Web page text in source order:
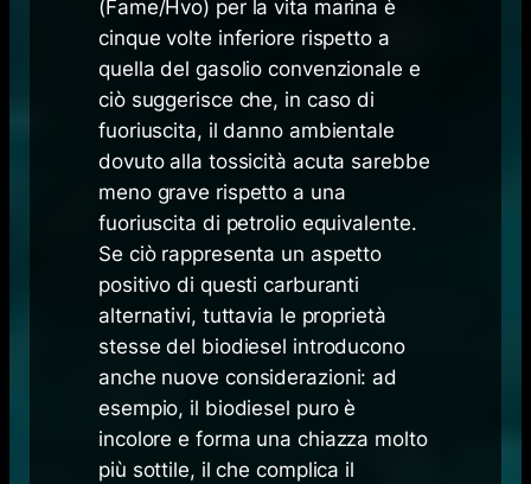
(Fame/Hvo) per la vita marina è
cinque volte inferiore rispetto a
quella del gasolio convenzionale e
ciò suggerisce che, in caso di
fuoriuscita, il danno ambientale
dovuto alla tossicità acuta sarebbe
meno grave rispetto a una
fuoriuscita di petrolio equivalente.
Se ciò rappresenta un aspetto
positivo di questi carburanti
alternativi, tuttavia le proprietà
stesse del biodiesel introducono
anche nuove considerazioni: ad
esempio, il biodiesel puro è
incolore e forma una chiazza molto
più sottile, il che complica il